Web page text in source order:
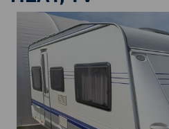
SERVIS KARAVANŮ